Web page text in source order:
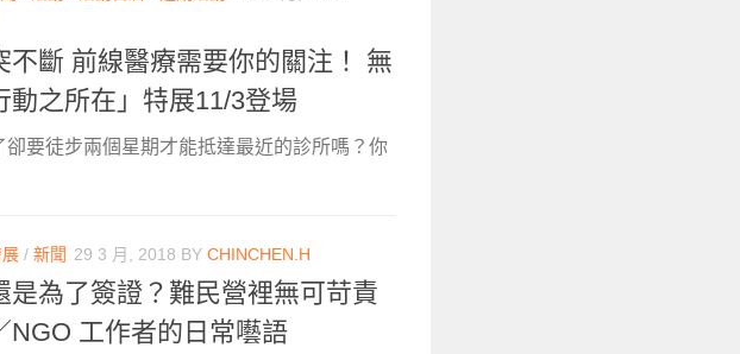
不斷 前線醫療需要你的關注！ 無
動之所在」特展11/3登場
卻要徒步兩個星期才能抵達最近的診所嗎？你
/ 新聞 29 3 月, 2018 BY CHINCHEN.H
是為了簽證？難民營裡無可苛責
NGO 工作者的日常囈語